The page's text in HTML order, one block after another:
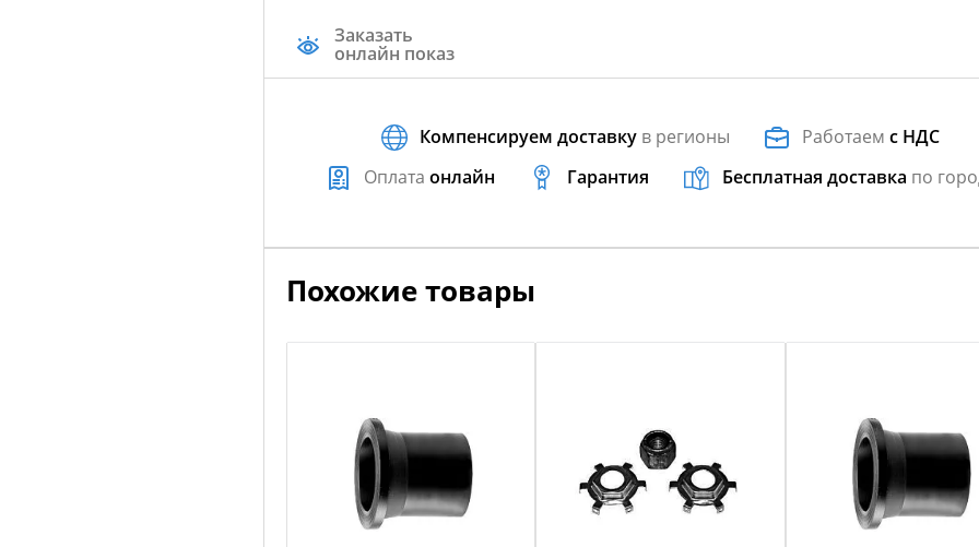
Заказать
онлайн показ
Компенсируем доставку в регионы Работаемс НДС
Оплата онлайн Гарантия Бесплатная доставка по
Похожие товары